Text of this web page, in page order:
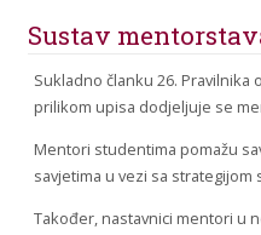
Sustav
Sukladno članku 26.
prilikom upisa dodjeljuje se
Mentori studentima pomažu
savjetima u vezi sa strategijom
Također, nastavnici mentori u